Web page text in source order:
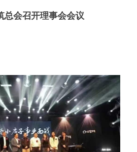
总会召开理事会会议